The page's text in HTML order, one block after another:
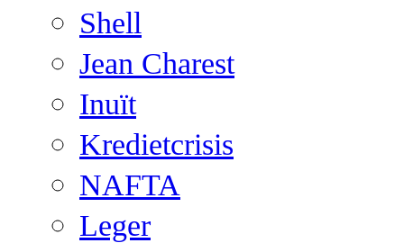
Shell
Jean Charest
Inuït
Kredietcrisis
NAFTA
Leger